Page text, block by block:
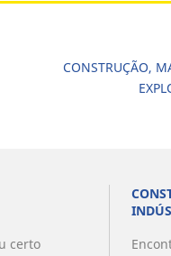
CONSTRUÇÃO,
certo